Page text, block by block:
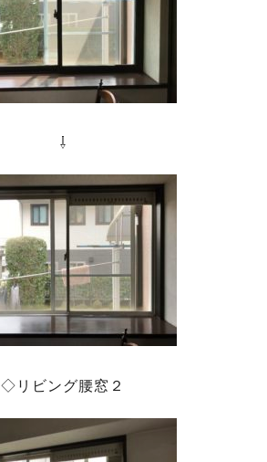
⇩
◇リビング腰窓２